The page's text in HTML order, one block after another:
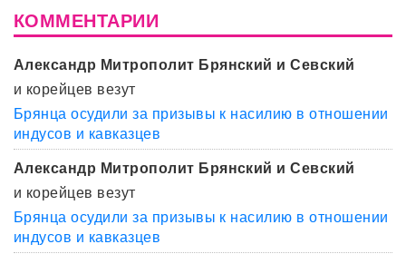
КОММЕНТАРИИ
Александр Митрополит Брянский и Севский
и корейцев везут
Брянца осудили за призывы к насилию в отношении
индусов и кавказцев
Александр Митрополит Брянский и Севский
и корейцев везут
Брянца осудили за призывы к насилию в отношении
индусов и кавказцев